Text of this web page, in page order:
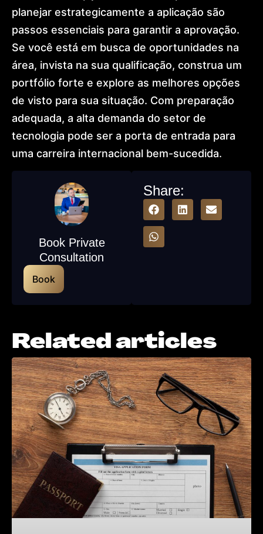
Book Private
Consultation
Book
Share:
planejar estrategicamente a aplicação são
passos essenciais para garantir a aprovação.
Se você está em busca de oportunidades na
área, invista na sua qualificação, construa um
portfólio forte e explore as melhores opções
de visto para sua situação. Com preparação
adequada, a alta demanda do setor de
tecnologia pode ser a porta de entrada para
uma carreira internacional bem-sucedida.
Related articles